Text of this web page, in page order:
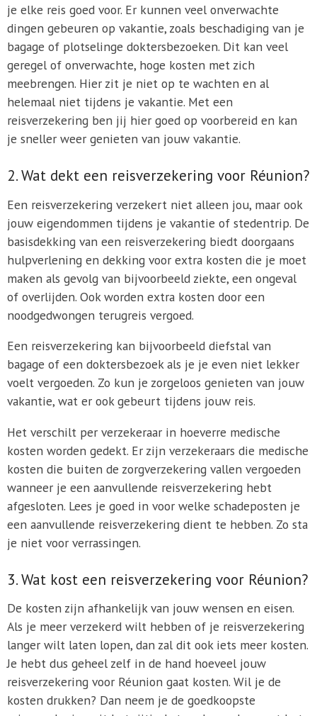
je elke reis goed voor. Er kunnen veel onverwachte
dingen gebeuren op vakantie, zoals beschadiging van je
bagage of plotselinge doktersbezoeken. Dit kan veel
geregel of onverwachte, hoge kosten met zich
meebrengen. Hier zit je niet op te wachten en al
helemaal niet tijdens je vakantie. Met een
reisverzekering ben jij hier goed op voorbereid en kan
je sneller weer genieten van jouw vakantie.
2. Wat dekt een reisverzekering voor Réunion?
Een reisverzekering verzekert niet alleen jou, maar ook
jouw eigendommen tijdens je vakantie of stedentrip. De
basisdekking van een reisverzekering biedt doorgaans
hulpverlening en dekking voor extra kosten die je moet
maken als gevolg van bijvoorbeeld ziekte, een ongeval
of overlijden. Ook worden extra kosten door een
noodgedwongen terugreis vergoed.
Een reisverzekering kan bijvoorbeeld diefstal van
bagage of een doktersbezoek als je je even niet lekker
voelt vergoeden. Zo kun je zorgeloos genieten van jouw
vakantie, wat er ook gebeurt tijdens jouw reis.
Het verschilt per verzekeraar in hoeverre medische
kosten worden gedekt. Er zijn verzekeraars die medische
kosten die buiten de zorgverzekering vallen vergoeden
wanneer je een aanvullende reisverzekering hebt
afgesloten. Lees je goed in voor welke schadeposten je
een aanvullende reisverzekering dient te hebben. Zo sta
je niet voor verrassingen.
3. Wat kost een reisverzekering voor Réunion?
De kosten zijn afhankelijk van jouw wensen en eisen.
Als je meer verzekerd wilt hebben of je reisverzekering
langer wilt laten lopen, dan zal dit ook iets meer kosten.
Je hebt dus geheel zelf in de hand hoeveel jouw
reisverzekering voor Réunion gaat kosten. Wil je de
kosten drukken? Dan neem je de goedkoopste